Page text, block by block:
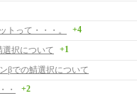
トって・・・。
+4
選択について
+1
βでの鯖選択について
・
+2